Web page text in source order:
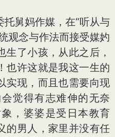
舅妈作媒，在“听从与
观念与作法而接受媒妁
生了小孩，从此之后，
也许这就是我这一生的
实现，而且也需要向现
觉得有志难伸的无奈
，婆婆是受日本教育
的男人，家里并没有任